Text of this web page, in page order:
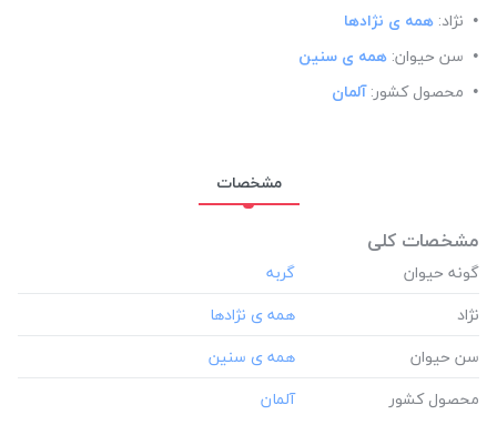
نژاد: همه ی نژادها
سن حیوان: همه ی سنین
محصول کشور: آلمان
مشخصات
مشخصات کلی
گونه حیوان
نژاد
سن حیوان
محصول کشور